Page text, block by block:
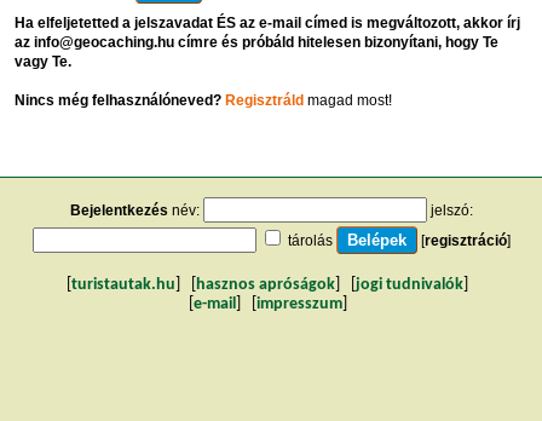
Ha elfeljetetted a jelszavadat ÉS az e-mail címed is megváltozott, akkor írj
az info@geocaching.hu címre és próbáld hitelesen bizonyítani, hogy Te
vagy Te.
Nincs még felhasználóneved? Regisztráldmagad most!
Bejelentkezés név:
jelszó:
tárolás
[regisztráció]
turistautak.hu hasznos apróságok jogi tudnivalók
e-mail impresszum]